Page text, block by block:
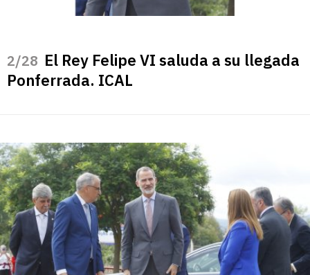
/28 El Rey Felipe VI saluda a su llegada
Ponferrada. ICAL